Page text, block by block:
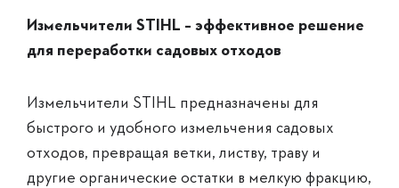
Измельчители STIHL – эффективное решение
для переработки садовых отходов
Измельчители STIHL предназначены для
быстрого и удобного измельчения садовых
отходов, превращая ветки, листву, траву и
другие органические остатки в мелкую фракцию,